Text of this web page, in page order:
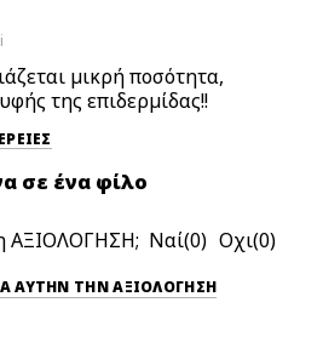
μικρή ποσότητα,
της επιδερμίδας!!
σε ένα φίλο
ΑΞΙΟΛΟΓΗΣΗ; 0 0
ΕΠΙΣΗΜΆΝΕΤΕ ΑΡΝΗΤΙΚΆ ΑΥΤΉΝ ΤΗΝ ΑΞΙΟΛΟΓΗΣΗ